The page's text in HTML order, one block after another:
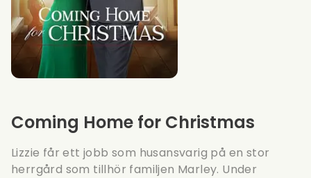
Coming Home for Christmas
Lizzie får ett jobb som husansvarig på en stor
herrgård som tillhör familjen Marley. Under